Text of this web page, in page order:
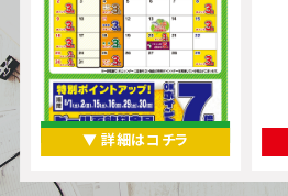
▼ 詳細はコチラ